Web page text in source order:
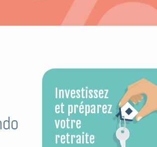
Investissez
et préparez
votre
retraite